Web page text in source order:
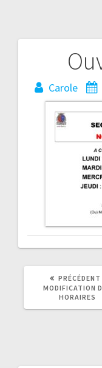
Carole
de
l’article
PRÉCÉDENT
MODIFICATION
HORAIRES